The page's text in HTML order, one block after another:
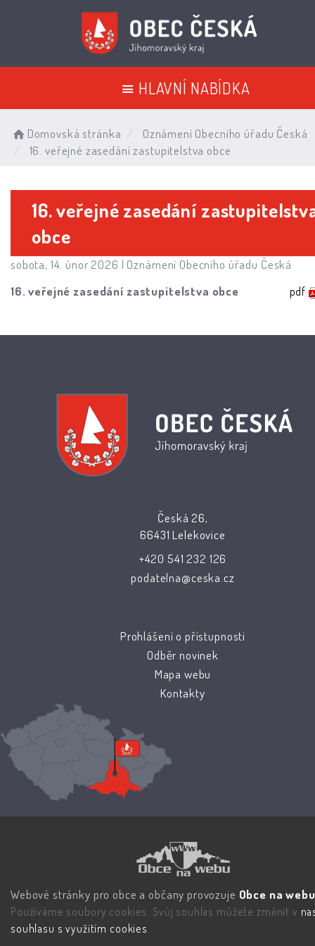
HLAVNÍ NABÍDKA
Domovská stránka
Oznámení Obecního úřadu Česká
16. veřejné zasedání zastupitelstva obce
16. veřejné zasedání
obce
sobota, 14. únor 2026 | Oznámení Obecního úřadu Česká
16. veřejné zasedání zastupitelstva obce
pdf
Česká 26,
66431 Lelekovice
+420 541 232 126
podatelna@ceska.cz
Prohlášení o přístupnosti
Odběr novinek
Mapa webu
Kontakty
Webové stránky pro obce a občany provozuje Obce na
Používáme soubory cookies. Svůj souhlas můžete změnit v
souhlasu s využitím cookies.